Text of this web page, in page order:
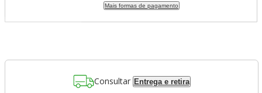
Mais formas de pagamento
Consultar Entrega e retira